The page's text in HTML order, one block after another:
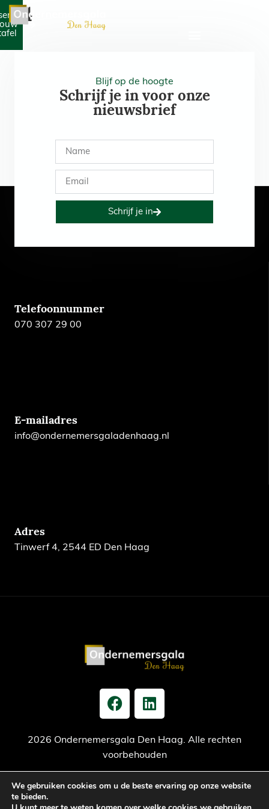
54
Blijf op de hoogte
Schrijf je in voor onze
nieuwsbrief
Schrijf je in
Telefoonnummer
070 307 29 00
E-mailadres
info@ondernemersgaladenhaag.nl
Adres
Tinwerf 4, 2544 ED Den Haag
2026 Ondernemersgala Den Haag. Alle rechten
voorbehouden
Privacy verklaring Cookiebeleid Jaarrekening
We gebruiken cookies om u de beste ervaring op onze website
te bieden.